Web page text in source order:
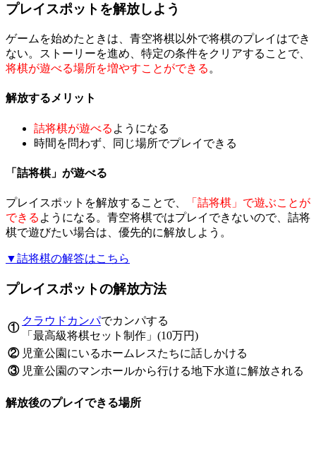
プレイスポットを解放しよう
ゲームを始めたときは、青空将棋以外で将棋のプレイはでき
ない。ストーリーを進め、特定の条件をクリアすることで、
将棋が遊べる場所を増やすことができる 。
解放するメリット
詰将棋が遊べる ようになる
時間を問わず、同じ場所でプレイできる
「詰将棋」が遊べる
プレイスポットを解放することで、
「詰将棋」で遊ぶことが
できる ようになる。青空将棋ではプレイできないので、詰将
棋で遊びたい場合は、優先的に解放しよう。
▼詰将棋の解答はこちら
プレイスポットの解放方法
①
クラウドカンパでカンパする
「最高級将棋セット制作」(10万円)
② 児童公園にいるホームレスたちに話しかける
③ 児童公園のマンホールから行ける地下水道に解放される
解放後のプレイできる場所